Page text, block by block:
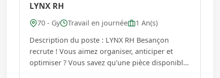
LYNX RH
70 - Gy Travail en journée
1 An(s)
Description du poste : LYNX RH Besançon
recrute ! Vous aimez organiser, anticiper et
optimiser ? Vous savez qu'une pièce disponible